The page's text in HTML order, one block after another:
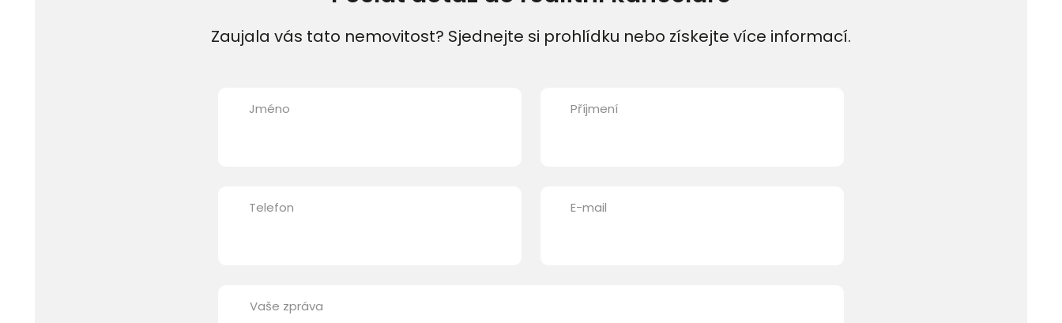
Zaujala vás tato nemovitost? Sjednejte si prohlídku nebo získejte více informací.
Jméno Příjmení
Telefon E-mail
Vaše zpráva